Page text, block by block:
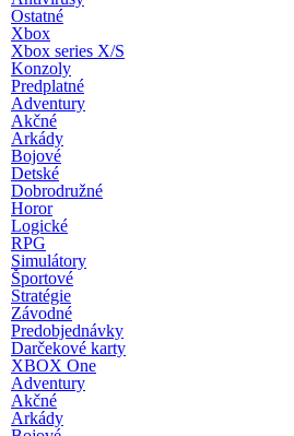
Ostatné
Xbox
Xbox series X/S
Konzoly
Predplatné
Adventury
Akčné
Arkády
Bojové
Detské
Dobrodružné
Horor
Logické
RPG
Simulátory
Športové
Stratégie
Závodné
Predobjednávky
Darčekové karty
XBOX One
Adventury
Akčné
Arkády